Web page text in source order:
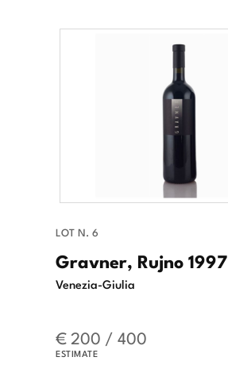
LOT N. 6
Gravner, Rujno 1997
Venezia-Giulia
€ 200 / 400
ESTIMATE